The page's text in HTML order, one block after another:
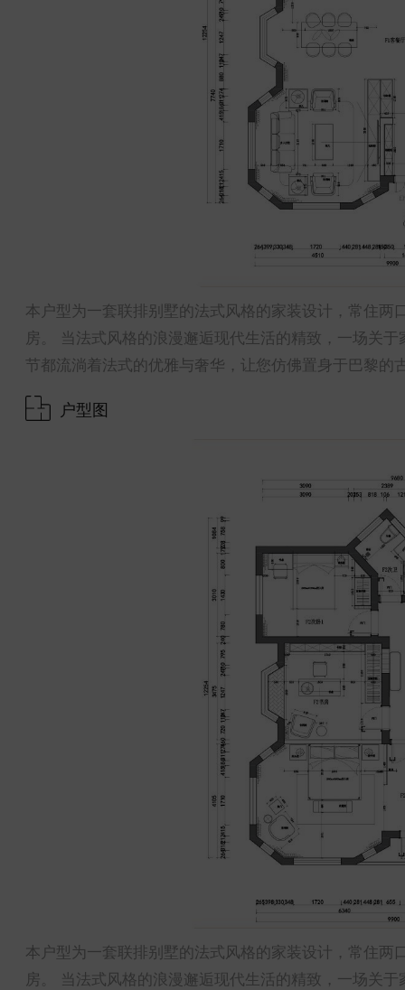
本户型为一套联排别墅的法式风格的家装设计，常住
房。 当法式风格的浪漫邂逅现代生活的精致，一场关
节都流淌着法式的优雅与奢华，让您仿佛置身于巴黎的
户型图
本户型为一套联排别墅的法式风格的家装设计，常住
房。 当法式风格的浪漫邂逅现代生活的精致，一场关